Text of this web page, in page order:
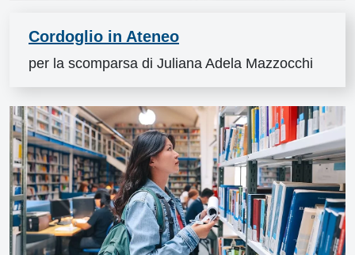
Cordoglio in Ateneo
per la scomparsa di Juliana Adela Mazzocchi